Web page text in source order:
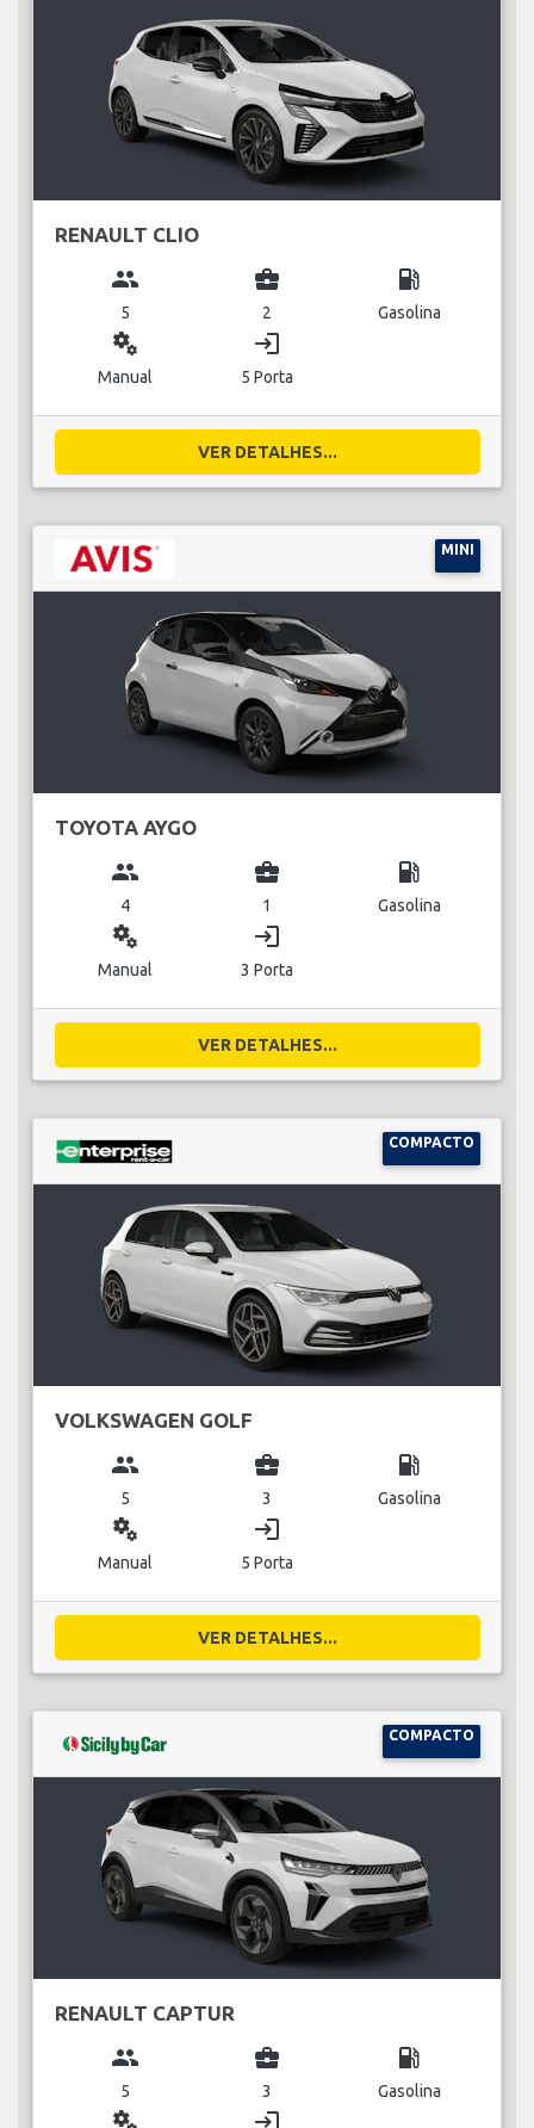
RENAULT CLIO
group
5
business_center
2
local_gas_station
Gasolina
miscellaneous_services
Manual
login
5 Porta
VER DETALHES...
MINI
TOYOTA AYGO
group
4
business_center
1
local_gas_station
Gasolina
miscellaneous_services
Manual
login
3 Porta
VER DETALHES...
COMPACTO
VOLKSWAGEN GOLF
group
5
business_center
3
local_gas_station
Gasolina
miscellaneous_services
Manual
login
5 Porta
VER DETALHES...
COMPACTO
RENAULT CAPTUR
group
5
business_center
3
local_gas_station
Gasolina
miscellaneous_services login